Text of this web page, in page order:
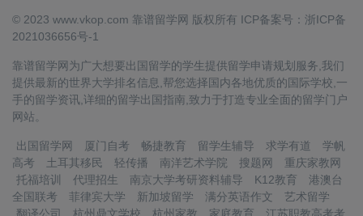
© 2023 www.vkop.com 靠谱留学网 版权所有 ICP备案号：浙ICP备
2021036656号-1
靠谱留学网为广大想要出国留学的学生提供留学申请规划服务,我们
提供最新的世界大学排名信息,帮您选择国内各地优质的国际学校,一
手的留学资讯,详细的留学出国指南,致力于打造专业全面的留学门户
网站。
出国留学网 厦门自考 畅捷教育 留学生辅导 求学有道
学帆
高考
土耳其移民 轻传播 南洋艺术学院 搜题网
重庆家教网
托福培训
代理招生 南京大学考研资料辅导 K12教育
港澳台
全国联考
菲律宾大学 新加坡留学 满分英语作文
艺术留学
翻译公司
杭州鼎文学校 杭州家教 家庭教育 江苏职教高考考